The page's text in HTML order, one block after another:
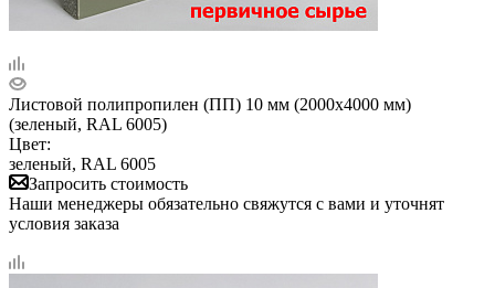
Листовой полипропилен (ПП) 10 мм (2000х4000 мм)
(зеленый, RAL 6005)
Цвет:
зеленый, RAL 6005
Запросить стоимость
Наши менеджеры обязательно свяжутся с вами и уточнят
условия заказа